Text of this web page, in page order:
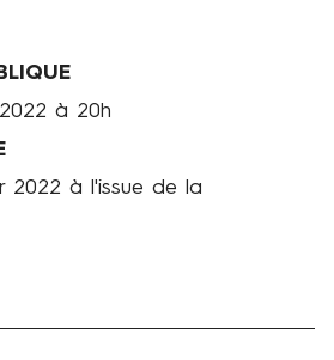
à 20h
2022 à l'issue de la